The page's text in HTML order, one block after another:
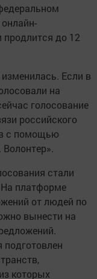
продлится до 12
Если в
на
голосование
российского
с помощью
стали
На платформе
от людей по
вынести на
которых